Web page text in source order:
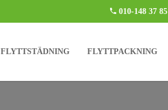
010-148 37 85
FLYTTSTÄDNING FLYTTPACKNING